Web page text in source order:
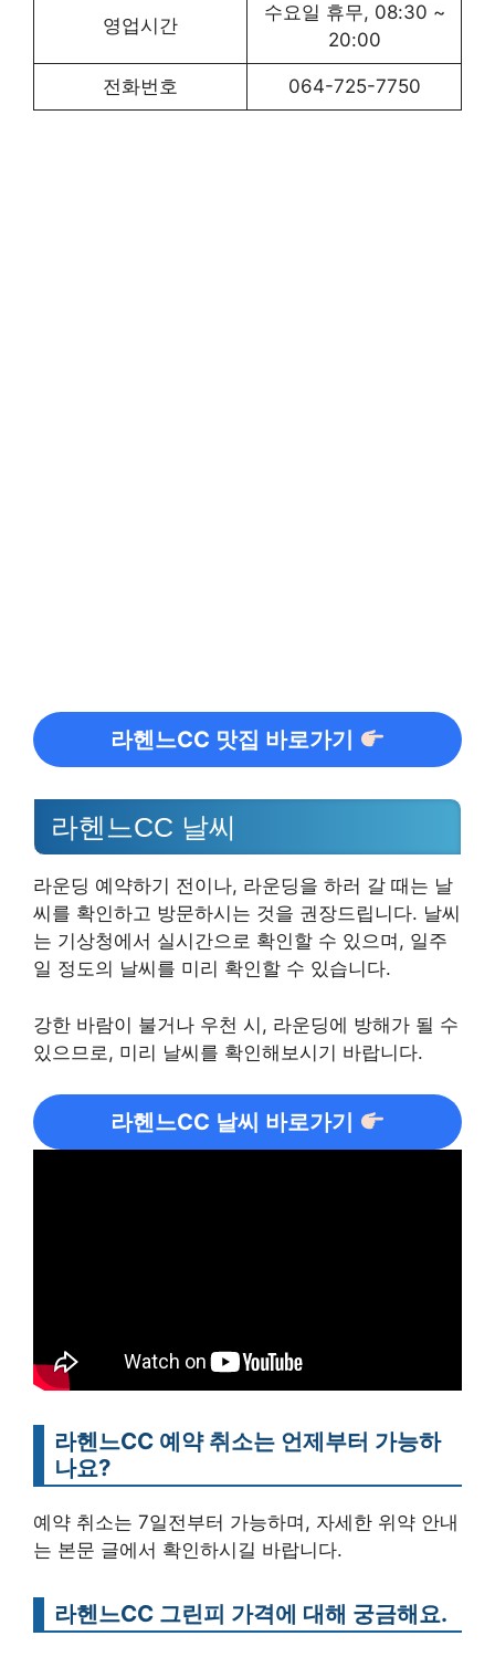
영업시간
수요일 휴무, 08:30 ~
20:00
전화번호 064-725-7750
라헨느CC 맛집 바로가기
라헨느CC 날씨
라운딩 예약하기 전이나, 라운딩을 하러 갈 때는 날
씨를 확인하고 방문하시는 것을 권장드립니다. 날씨
는 기상청에서 실시간으로 확인할 수 있으며, 일주
일 정도의 날씨를 미리 확인할 수 있습니다.
강한 바람이 불거나 우천 시, 라운딩에 방해가 될 수
있으므로, 미리 날씨를 확인해보시기 바랍니다.
라헨느CC 날씨 바로가기
라헨느CC 예약 취소는 언제부터 가능하
나요?
예약 취소는 7일전부터 가능하며, 자세한 위약 안내
는 본문 글에서 확인하시길 바랍니다.
라헨느CC 그린피 가격에 대해 궁금해요.